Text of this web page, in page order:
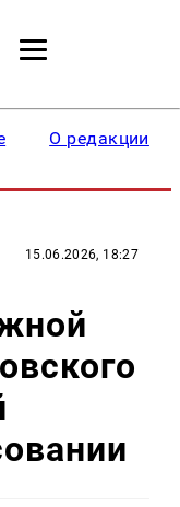
О редакции
15.06.2026, 18:27